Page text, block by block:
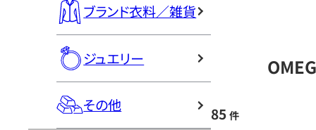
ブランド衣料／雑貨
ジュエリー
その他
85 件